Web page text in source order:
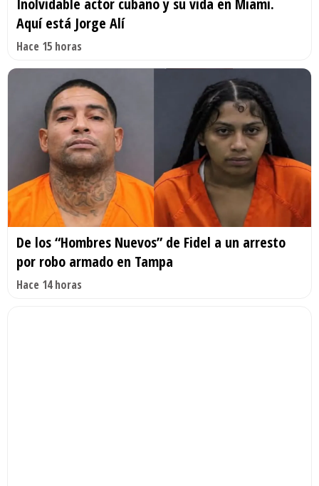
Aquí está Jorge Alí
Hace 15 horas
De los “Hombres Nuevos” de Fidel a un arresto
por robo armado en Tampa
Hace 14 horas